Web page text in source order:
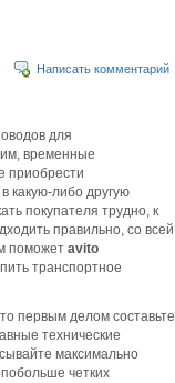
Написать комментарий
для
временные
приобрести
какую-либо другую
покупателя трудно, к
правильно, со всей
поможет avito
транспортное
первым делом составьте
технические
максимально
четких